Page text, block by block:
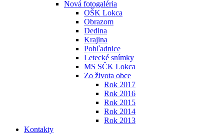
Nová fotogaléria
OŠK Lokca
Obrazom
Dedina
Krajina
Pohľadnice
Letecké snímky
MS SČK Lokca
Zo života obce
Rok 2017
Rok 2016
Rok 2015
Rok 2014
Rok 2013
Kontakty